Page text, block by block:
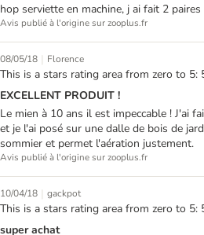
hop serviette en machine, j ai fait 2
Avis publié à l'origine sur zooplus.fr
08/05/18 | Florence
This is a stars rating area from zero to 5:
EXCELLENT PRODUIT !
Le mien à 10 ans il est impeccable ! J'ai
et je l'ai posé sur une dalle de bois de
sommier et permet l'aération justement.
Avis publié à l'origine sur zooplus.fr
10/04/18 | gackpot
This is a stars rating area from zero to 5:
super achat